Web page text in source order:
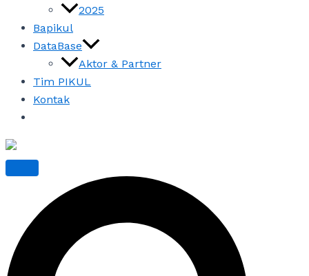
2025
Bapikul
DataBase
Aktor & Partner
Tim PIKUL
Kontak